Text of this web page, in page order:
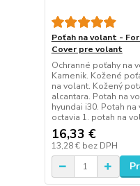
Poťah na volant -
Cover pre volant
Ochranné poťahy na
Kamenik. Kožené
na volant. Kožený
alcantara. Potah na
hyundai i30. Potah
octavia 1. potah na
16,33 €
13,28 € bez DPH